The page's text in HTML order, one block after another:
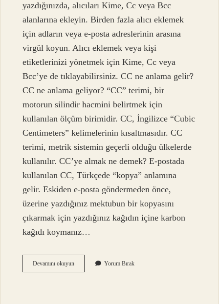
yazdığınızda, alıcıları Kime, Cc veya Bcc
alanlarına ekleyin. Birden fazla alıcı eklemek
için adların veya e-posta adreslerinin arasına
virgül koyun. Alıcı eklemek veya kişi
etiketlerinizi yönetmek için Kime, Cc veya
Bcc’ye de tıklayabilirsiniz. CC ne anlama gelir?
CC ne anlama geliyor? “CC” terimi, bir
motorun silindir hacmini belirtmek için
kullanılan ölçüm birimidir. CC, İngilizce “Cubic
Centimeters” kelimelerinin kısaltmasıdır. CC
terimi, metrik sistemin geçerli olduğu ülkelerde
kullanılır. CC’ye almak ne demek? E-postada
kullanılan CC, Türkçede “kopya” anlamına
gelir. Eskiden e-posta göndermeden önce,
üzerine yazdığınız mektubun bir kopyasını
çıkarmak için yazdığınız kağıdın içine karbon
kağıdı koymanız…
Devamını okuyunCc
Ye
Yorum Bırak